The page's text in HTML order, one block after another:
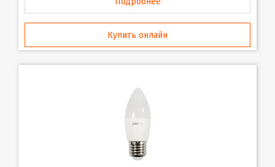
Купить онлайн